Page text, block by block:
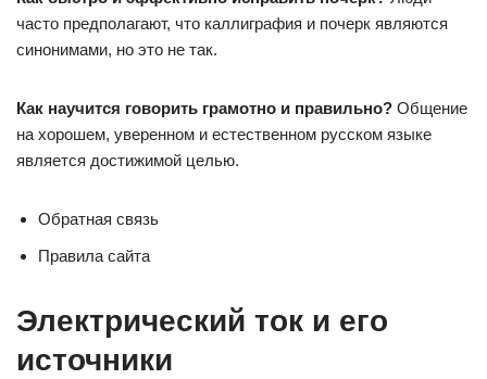
часто предполагают, что каллиграфия и почерк являются
синонимами, но это не так.
Как научится говорить грамотно и правильно? Общение
на хорошем, уверенном и естественном русском языке
является достижимой целью.
Обратная связь
Правила сайта
Электрический ток и его
источники